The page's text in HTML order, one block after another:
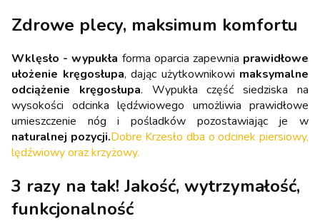
Zdrowe plecy, maksimum komfortu
Wklęsło - wypukła forma oparcia zapewnia prawidłowe
ułożenie kręgosłupa, dając użytkownikowi maksymalne
odciążenie kręgosłupa. Wypukła część siedziska na
wysokości odcinka lędźwiowego umożliwia prawidłowe
umieszczenie nóg i pośladków pozostawiając je w
naturalnej pozycji.Dobre Krzesło dba o odcinek piersiowy,
lędźwiowy oraz krzyżowy.
3 razy na tak! Jakość, wytrzymałość,
funkcjonalność